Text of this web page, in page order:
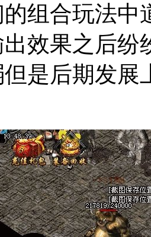
组合玩法中
效果之后纷
是后期发展